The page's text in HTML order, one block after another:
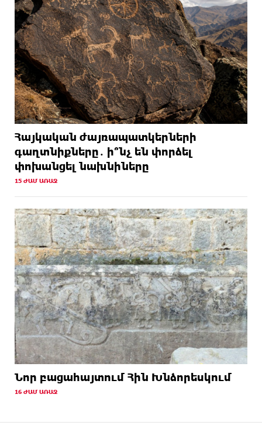
Հայկական ժայռապատկերների
գաղտնիքները․ ի՞նչ են փորձել
փոխանցել նախնիները
15 ԺԱՄ ԱՌԱՋ
Նոր բացահայտում Հին Խնձորեսկում
16 ԺԱՄ ԱՌԱՋ